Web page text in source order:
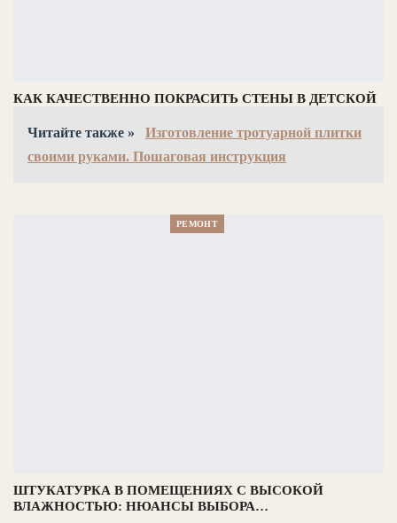
КАК КАЧЕСТВЕННО ПОКРАСИТЬ СТЕНЫ В ДЕТСКОЙ
Читайте также »
Изготовление тротуарной плитки
своими руками. Пошаговая инструкция
РЕМОНТ
ШТУКАТУРКА В ПОМЕЩЕНИЯХ С ВЫСОКОЙ
ВЛАЖНОСТЬЮ: НЮАНСЫ ВЫБОРА…